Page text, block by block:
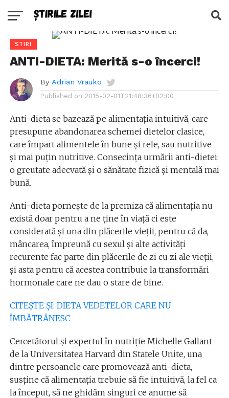
STIRI
ANTI-DIETA: Merită s-o încerci!
By Adrian Vrauko
Published on 2015-02-01T21:48:36+02:00
Anti-dieta se bazează pe alimentația intuitivă, care
presupune abandonarea schemei dietelor clasice,
care împart alimentele în bune și rele, sau nutritive
și mai puțin nutritive. Consecința urmării anti-dietei:
o greutate adecvată și o sănătate fizică și mentală mai
bună.
Anti-dieta pornește de la premiza că alimentația nu
există doar pentru a ne ține în viață ci este
considerată și una din plăcerile vieții, pentru că da,
mâncarea, împreună cu sexul și alte activități
recurente fac parte din plăcerile de zi cu zi ale vieții,
și asta pentru că acestea contribuie la transformări
hormonale care ne dau o stare de bine.
CITEȘTE ȘI: DIETA VEDETELOR CARE NU
ÎMBĂTRÂNESC
Cercetătorul și expertul în nutriție Michelle Gallant
de la Universitatea Harvard din Statele Unite, una
dintre persoanele care promovează anti-dieta,
susține că alimentația trebuie să fie intuitivă, la fel ca
la început, să ne ghidăm singuri ce anume să